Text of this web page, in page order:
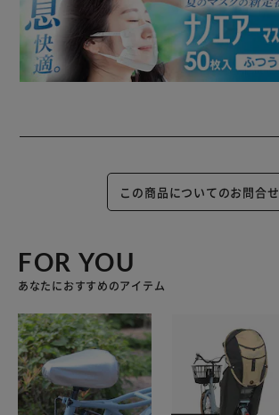
この商品についてのお問合せ
FOR YOU
あなたにおすすめのアイテム